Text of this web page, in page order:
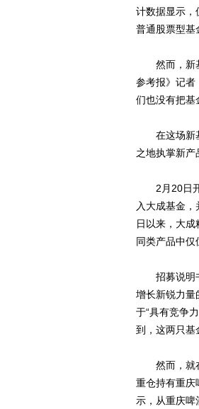
计数据显示，
普通股票型基
然而，新基
参考报》记者
们也没有把基
在这场新基
之地执掌新产
2月20日开
入大成基金
日以来，大
同类产品中仅
招募说明书
增长新锐力量
于“具有竞争
到，这两只基
然而，就在
重仓持有重庆
示，从重庆啤